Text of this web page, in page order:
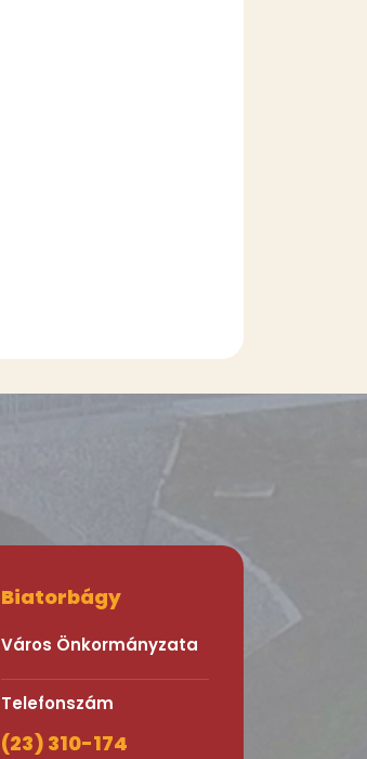
Biatorbágy
Város Önkormányzata
Telefonszám
(23) 310-174